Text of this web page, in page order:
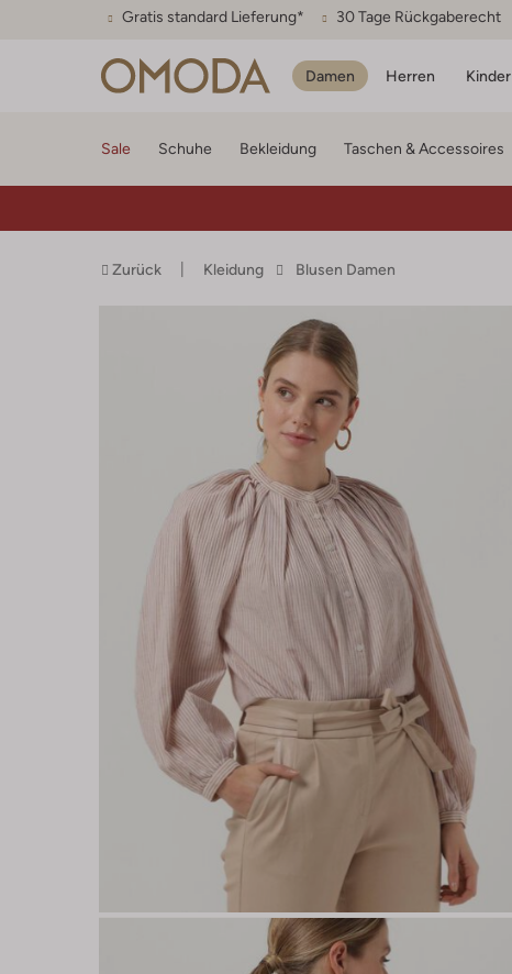
Gratis standard Lieferung* 30 Tage Rückgaberecht
Damen Herren Kinder
Sale Schuhe Bekleidung Taschen & Accessoires
Zurück Kleidung Blusen Damen